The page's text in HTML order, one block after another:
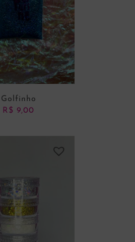
Golfinho
R$ 9,00